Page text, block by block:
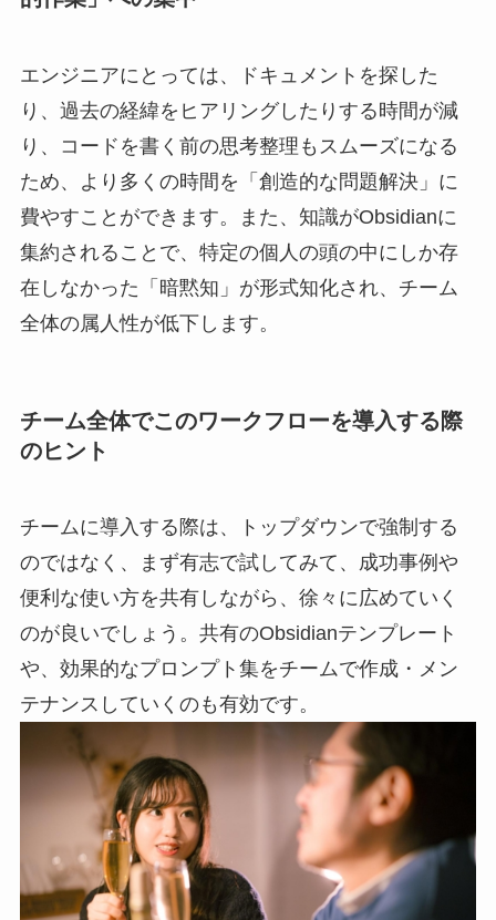
エンジニアにとっては、ドキュメントを探した
り、過去の経緯をヒアリングしたりする時間が減
り、コードを書く前の思考整理もスムーズになる
ため、より多くの時間を「創造的な問題解決」に
費やすことができます。また、知識がObsidianに
集約されることで、特定の個人の頭の中にしか存
在しなかった「暗黙知」が形式知化され、チーム
全体の属人性が低下します。
チーム全体でこのワークフローを導入する際
のヒント
チームに導入する際は、トップダウンで強制する
のではなく、まず有志で試してみて、成功事例や
便利な使い方を共有しながら、徐々に広めていく
のが良いでしょう。共有のObsidianテンプレート
や、効果的なプロンプト集をチームで作成・メン
テナンスしていくのも有効です。